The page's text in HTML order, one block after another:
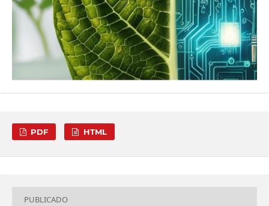
PDF HTML
PUBLICADO